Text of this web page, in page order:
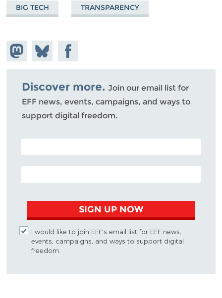
BIG TECH TRANSPARENCY
Share on
Mastodon
Share
on
Bluesky
Share on
Facebook
Discover more. Join our email list for
EFF news, events, campaigns, and ways to
support digital freedom.
POSTAL CODE (OPTIONAL)
EMAIL ADDRESS
SIGN UP NOW
I would like to join EFF's email list for EFF news,
events, campaigns, and ways to support digital
freedom.